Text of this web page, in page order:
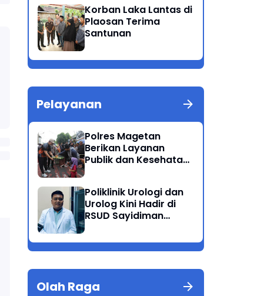
Korban Laka Lantas di
Plaosan Terima
Santunan
Pelayanan
Polres Magetan
Berikan Layanan
Publik dan Kesehatan
Poliklinik Urologi dan
Urolog Kini Hadir di
RSUD Sayidiman
Olah Raga